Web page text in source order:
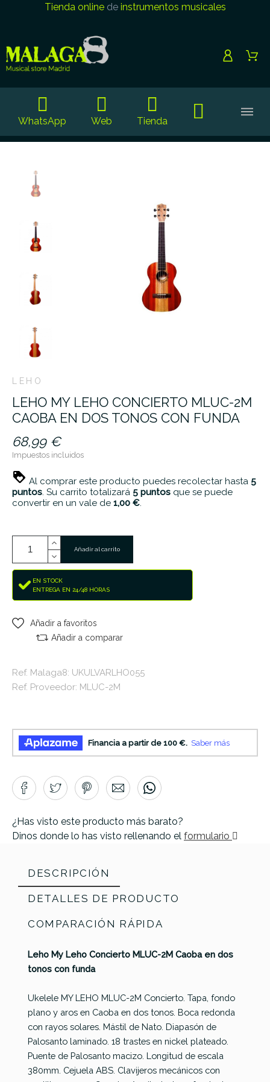
Tienda onlinede instrumentos musicales
WhatsApp Web Tienda
LEHO
LEHO MY LEHO CONCIERTO MLUC-2M
CAOBA EN DOS TONOS CON FUNDA
68,99 €
Impuestos incluidos
Al comprar este producto puedes recolectar hasta 5
puntos. Su carrito totalizará 5 puntos que se puede
convertir en un vale de 1,00 €.
Añadir al carrito
EN STOCK
ENTREGA EN 24/48 HORAS
Añadir a favoritos
Añadir a comparar
Ref. Malaga8: UKULVARLHO055
Ref. Proveedor: MLUC-2M
¿Has visto este producto más barato?
Dinos donde lo has visto rellenando el formulario
DESCRIPCIÓN
DETALLES DE PRODUCTO
COMPARACIÓN RÁPIDA
Leho My Leho Concierto MLUC-2M Caoba en dos
tonos con funda
Ukelele MY LEHO MLUC-2M Concierto. Tapa, fondo
plano y aros en Caoba en dos tonos. Boca redonda
con rayos solares. Mástil de Nato. Diapasón de
Palosanto laminado. 18 trastes en nickel plateado.
Puente de Palosanto macizo. Longitud de escala
380mm. Cejuela ABS. Clavijeros mecánicos con
ReferenciaUKULVARLHO055
Ukulele
Ukulele
LALUU
Ukulele